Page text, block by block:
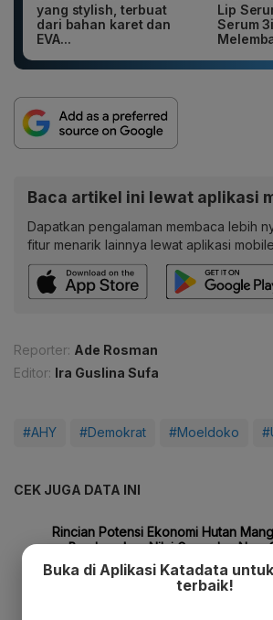
yang stylish, terbuat
dari bahan karet dan
EVA...
Lip
Serum
Baca artikel ini lewat aplikasi
Dapatkan pengalaman membaca lebih
fitur menarik lainnya lewat aplikasi
Reporter: Ade Rosman
Editor: Ira Guslina Sufa
#AHY #Demokrat #Moeldoko
CEK JUGA DATA INI
Buka di Aplikasi Katadata
terbaik!